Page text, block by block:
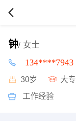
钟/ 女士
134****7943
30岁 大专
工作经验